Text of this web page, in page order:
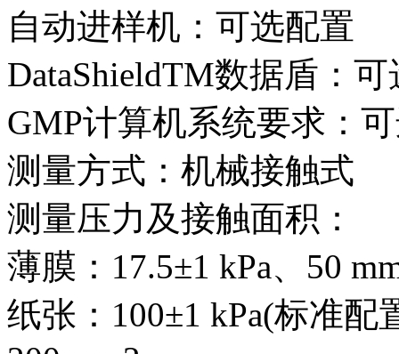
自动进样机：可选配置
DataShieldTM数据盾：
GMP计算机系统要求：
测量方式：机械接触式
测量压力及接触面积：
薄膜：17.5±1 kPa、50
纸张：100±1 kPa(标准配